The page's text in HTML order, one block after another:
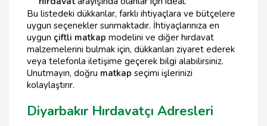
Bu listedeki dükkanlar, farklı ihtiyaçlara ve bütçelere
uygun seçenekler sunmaktadır. İhtiyaçlarınıza en
uygun çiftli matkap modelini ve diğer hırdavat
malzemelerini bulmak için, dükkanları ziyaret ederek
veya telefonla iletişime geçerek bilgi alabilirsiniz.
Unutmayın, doğru matkap seçimi işlerinizi
kolaylaştırır.
Diyarbakır Hırdavatçı Adresleri